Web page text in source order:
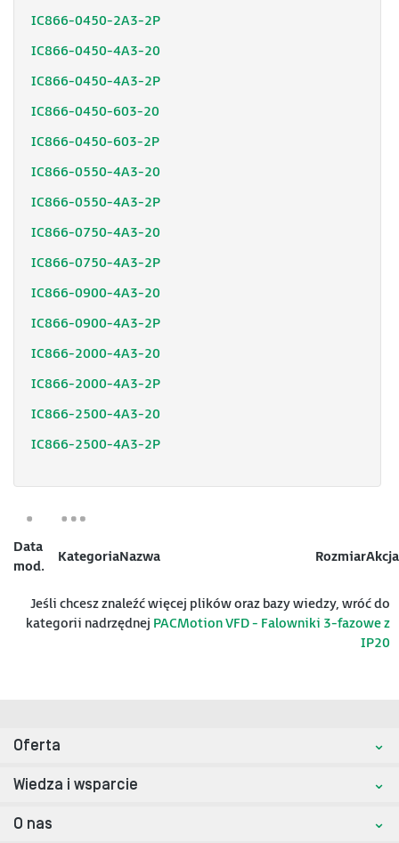
IC866-0450-2A3-2P
IC866-0450-4A3-20
IC866-0450-4A3-2P
IC866-0450-603-20
IC866-0450-603-2P
IC866-0550-4A3-20
IC866-0550-4A3-2P
IC866-0750-4A3-20
IC866-0750-4A3-2P
IC866-0900-4A3-20
IC866-0900-4A3-2P
IC866-2000-4A3-20
IC866-2000-4A3-2P
IC866-2500-4A3-20
IC866-2500-4A3-2P
Data
mod.
KategoriaNazwa RozmiarAkcja
Jeśli chcesz znaleźć więcej plików oraz bazy wiedzy, wróć do
kategorii nadrzędnej PACMotion VFD - Falowniki 3-fazowe z
IP20
Oferta
Wiedza i wsparcie
O nas